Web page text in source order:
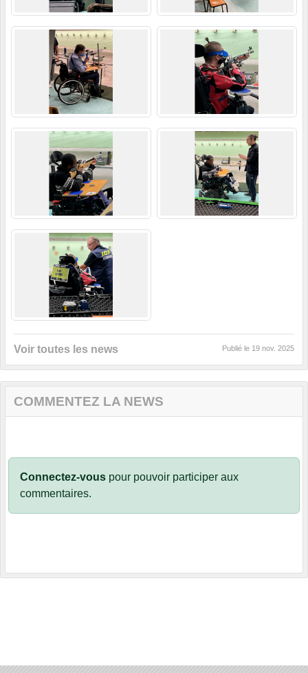
Voir toutes les news Publié le 19 nov. 2025
COMMENTEZ LA NEWS
Connectez-vous pour pouvoir participer aux
commentaires.